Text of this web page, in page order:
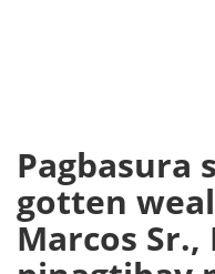
Pagbasura
gotten
Marcos Sr.,